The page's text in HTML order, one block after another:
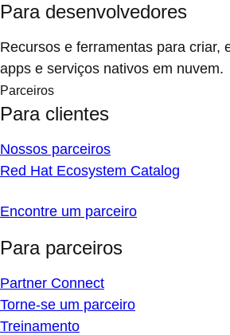
Para desenvolvedores
Recursos e ferramentas para criar,
apps e serviços nativos em nuvem.
Parceiros
Para clientes
Nossos parceiros
Red Hat Ecosystem Catalog
Encontre um parceiro
Para parceiros
Partner Connect
Torne-se um parceiro
Treinamento